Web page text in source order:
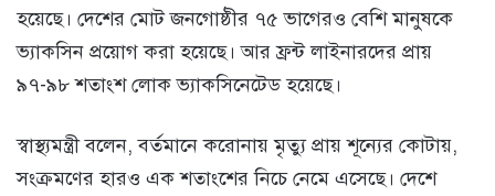
হয়েছে। দেশের মোট জনগোষ্ঠীর ৭৫ ভাগেরও বেশি মানুষকে
ভ্যাকসিন প্রয়োগ করা হয়েছে। আর ফ্রন্ট লাইনারদের প্রায়
৯৭-৯৮ শতাংশ লোক ভ্যাকসিনেটেড হয়েছে।
স্বাস্থ্যমন্ত্রী বলেন, বর্তমানে করোনায় মৃত্যু প্রায় শূন্যের কোটায়,
সংক্রমণের হারও এক শতাংশের নিচে নেমে এসেছে। দেশে